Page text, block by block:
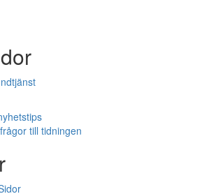
till tidningen